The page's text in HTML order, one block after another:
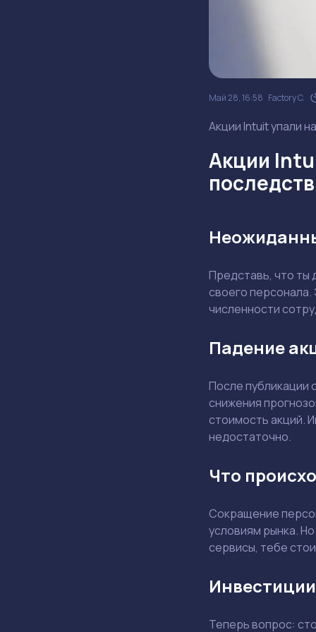
Май 28, 16:58 Factory C.
Акции Intuit упали
Акции
Представь, что ты
своего
численности
Падение
После публикации
снижения
стоимость акций.
недостаточно.
Что
Сокращение
условиям рынка.
сервисы, тебе
Теперь вопрос: